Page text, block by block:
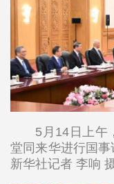
5月14日上午
堂同来华进行国事
新华社记者 李响